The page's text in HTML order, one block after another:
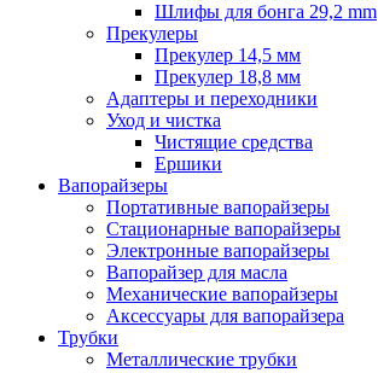
Шлифы для бонга 29,2 mm
Прекулеры
Прекулер 14,5 мм
Прекулер 18,8 мм
Адаптеры и переходники
Уход и чистка
Чистящие средства
Ершики
Вапорайзеры
Портативные вапорайзеры
Стационарные вапорайзеры
Электронные вапорайзеры
Вапорайзер для масла
Механические вапорайзеры
Аксессуары для вапорайзера
Трубки
Металлические трубки